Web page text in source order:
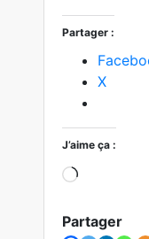
Partager :
X
J’aime ça :
Partager